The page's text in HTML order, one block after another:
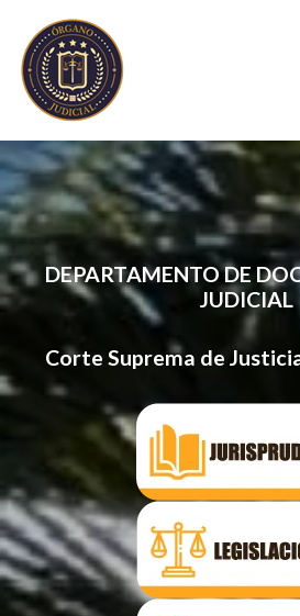
Skip
to
content
DEPARTAMENTO DE
JUDICIAL
Corte Suprema de